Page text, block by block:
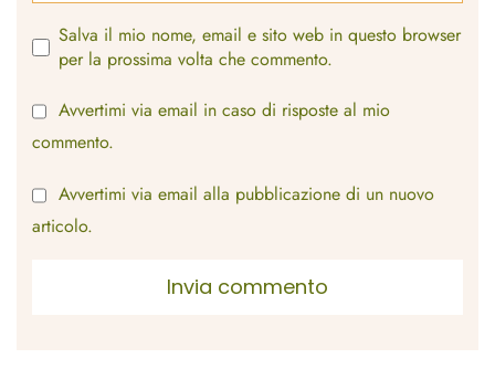
Salva il mio nome, email e sito web in questo browser
per la prossima volta che commento.
Avvertimi via email in caso di risposte al mio
commento.
Avvertimi via email alla pubblicazione di un nuovo
articolo.